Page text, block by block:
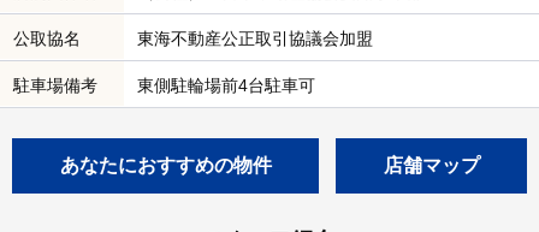
公取協名 東海不動産公正取引協議会加盟
駐車場備考 東側駐輪場前4台駐車可
あなたにおすすめの物件 店舗マップ